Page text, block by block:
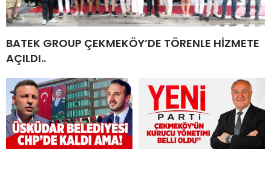
BATEK GROUP ÇEKMEKÖY’DE TÖRENLE HİZMETE
AÇILDI..